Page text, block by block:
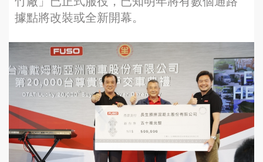
據點將改裝或全新開幕。